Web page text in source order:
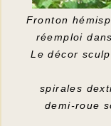
Fronton
réemploi
Le décor
spirales
demi-roue